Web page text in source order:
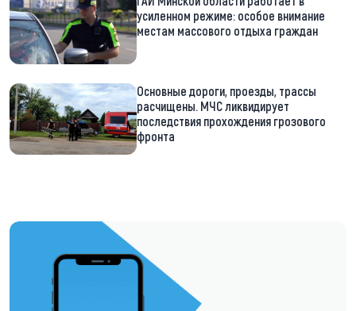
усиленном режиме: особое внимание
местам массового отдыха граждан
Основные дороги, проезды, трассы
расчищены. МЧС ликвидирует
последствия прохождения грозового
фронта
https://t.me/minskctvby